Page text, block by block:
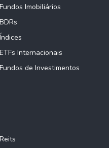
Fundos Imobiliários
BDRs
Índices
ETFs Internacionais
Fundos de Investimentos
Reits